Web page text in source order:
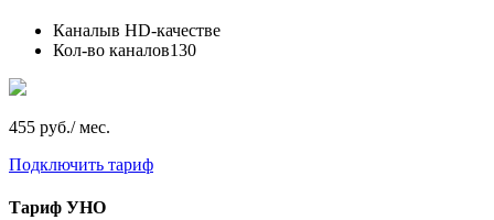
Каналыв HD-качестве
Кол-во каналов130
455 руб./ мес.
Подключить тариф
Тариф УНО